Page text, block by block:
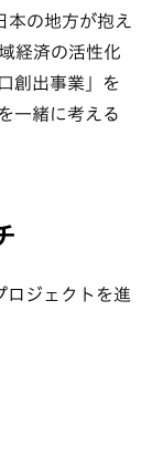
本の地方が抱え
経済の活性化
創出事業」を
一緒に考える
ロジェクトを進